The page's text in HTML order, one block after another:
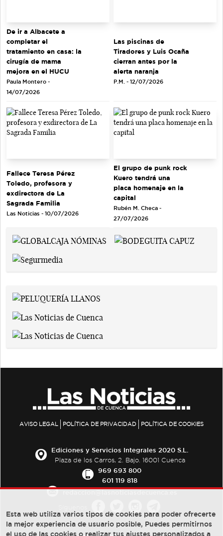
De ir a Albacete a
completar el
tratamiento en casa: la
cirugía de mama
mejora en el HUCU
Paula Montero -
14/07/2026
Las piscinas de
Tiradores y Luis Ocaña
cierran antes por la
alerta naranja
P.M. - 12/07/2026
Fallece Teresa Pérez
Toledo, profesora y
exdirectora de La
Sagrada Familia
Las Noticias - 10/07/2026
El grupo de punk rock
Kuero tendrá una
placa homenaje en la
capital
Rubén M. Checa -
27/07/2026
AVISO LEGAL POLÍTICA DE PRIVACIDAD POLÍTICA DE COOKIES
Ediciones y Servicios Integrales 2020 S.L.
Plaza de los Carros, 2. Bajo. 16001 Cuenca
969 693 800
601 119 818
Esta web utiliza varios tipos de cookies para poder ofrecerte
la mejor experiencia de usuario posible, Puedes permitirnos
el uso de las cookies o realizar tus ajustes personalizados a